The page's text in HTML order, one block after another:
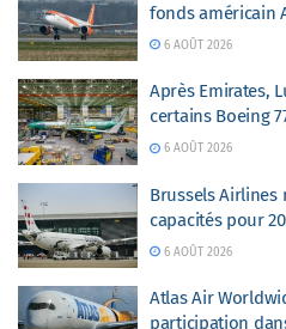
fonds américain
6 AOÛT 2026
Après Emirates,
certains Boeing
6 AOÛT 2026
Brussels Airlines
capacités pour
6 AOÛT 2026
Atlas Air
participation